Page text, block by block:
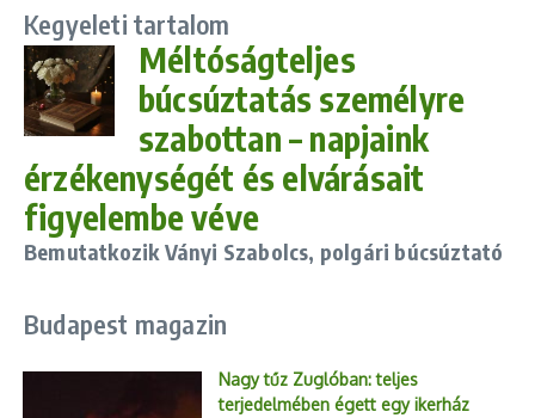
Kegyeleti tartalom
Méltóságteljes
búcsúztatás személyre
szabottan – napjaink
érzékenységét és elvárásait
figyelembe véve
Bemutatkozik Ványi Szabolcs, polgári búcsúztató
Budapest magazin
Nagy tűz Zuglóban: teljes
terjedelmében égett egy ikerház